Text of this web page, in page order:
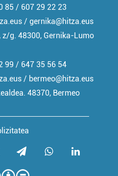
85 / 607 29 22 23
/ gernika@hitza.eus
z/g. 48300, Gernika-Lumo
99 / 647 35 56 54
/ bermeo@hitza.eus
48370, Bermeo